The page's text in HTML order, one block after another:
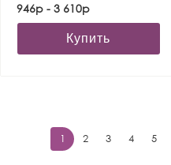
946р - 3 610р
Купить
1 2 3 4 5